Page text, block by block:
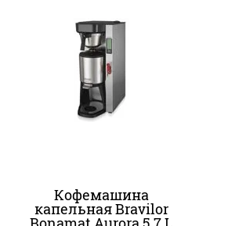
Кофемашина
капельная Bravilor